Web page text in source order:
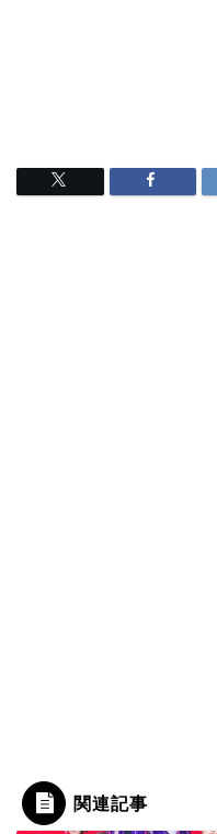
関連記事